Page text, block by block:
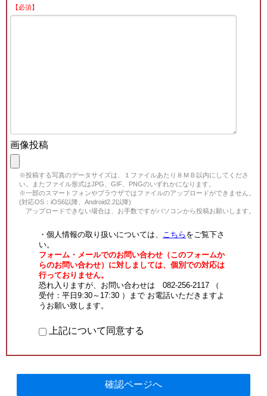
【必須】
画像投稿
※投稿する写真のデータサイズは、１ファイルあたり８ＭＢ以内にしてくださ
い。またファイル形式はJPG、GIF、PNGのいずれかになります。
※一部のスマートフォンやブラウザではファイルのアップロードができません。
(対応OS：iOS6以降、Android2.2以降)
アップロードできない場合は、お手数ですがパソコンから投稿お願いします。
・個人情報の取り扱いについては、 こちら をご覧下さ
い。
フォーム・メールでのお問い合わせ（このフォームか
らのお問い合わせ）に対しましては、個別での対応は
行っておりません。
恐れ入りますが、お問い合わせは 082-256-2117 （
受付：平日9:30～17:30 ）まで お電話いただきますよ
うお願い致します。
上記について同意する
確認ページへ